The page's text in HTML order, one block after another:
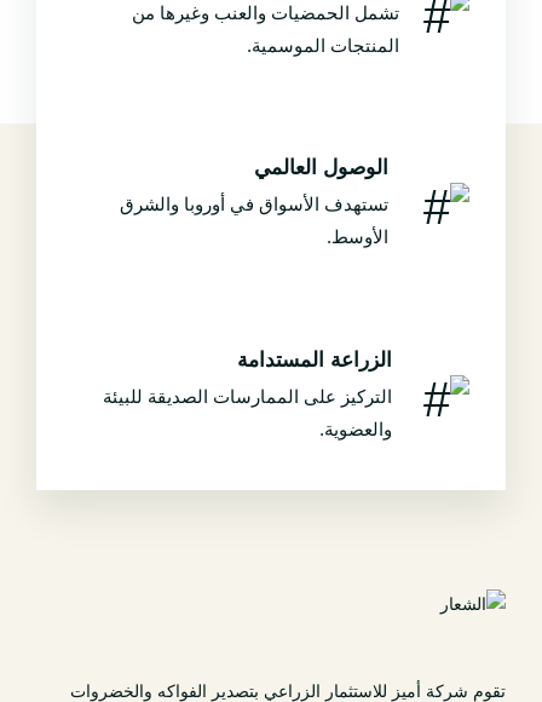
تشمل الحمضيات والعنب وغيرها من
المنتجات الموسمية.
الوصول العالمي
تستهدف الأسواق في أوروبا والشرق
الأوسط.
الزراعة المستدامة
التركيز على الممارسات الصديقة للبيئة
والعضوية.
تقوم شركة أميز للاستثمار الزراعي بتصدير الفواكه والخضروات